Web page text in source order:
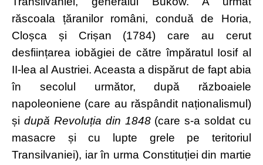
răscoala țăranilor români, conduă de Horia,
Cloșca și Crișan (1784) care au cerut
desființarea iobăgiei de către împăratul Iosif al
II-lea al Austriei. Aceasta a dispărut de fapt abia
în secolul următor, după războaiele
napoleoniene (care au răspândit naționalismul)
și după Revoluția din 1848(care s-a soldat cu
masacre și cu lupte grele pe teritoriul
Transilvaniei), iar în urma Constituției din martie